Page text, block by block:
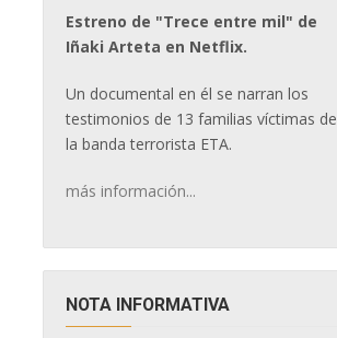
Estreno de "Trece entre mil" de
Iñaki Arteta en Netflix.
Un documental en él se narran los
testimonios de 13 familias víctimas de
la banda terrorista ETA.
más información...
NOTA INFORMATIVA